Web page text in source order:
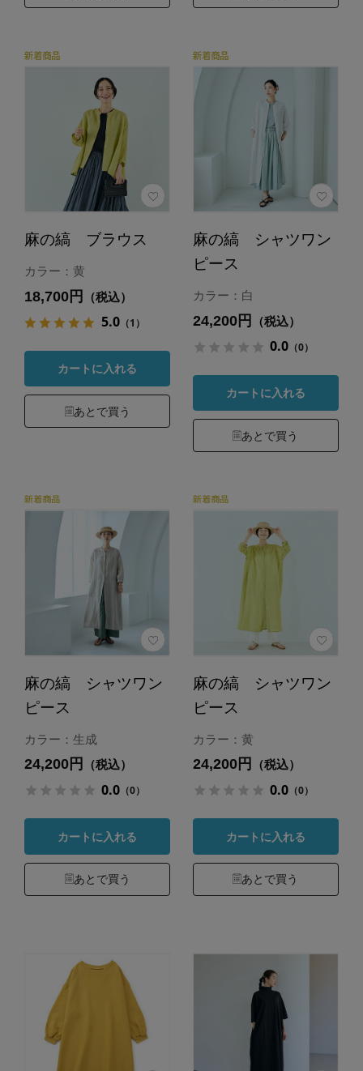
麻の縞 ブラウス
カラー：黄
18,700円 （税込）
5.0（1）
カートに入れる
あとで買う
麻の縞 シャツワン
ピース
カラー：白
24,200円 （税込）
0.0（0）
カートに入れる
あとで買う
麻の縞 シャツワン
ピース
カラー：生成
24,200円 （税込）
0.0（0）
カートに入れる
あとで買う
麻の縞 シャツワン
ピース
カラー：黄
24,200円 （税込）
0.0（0）
カートに入れる
あとで買う